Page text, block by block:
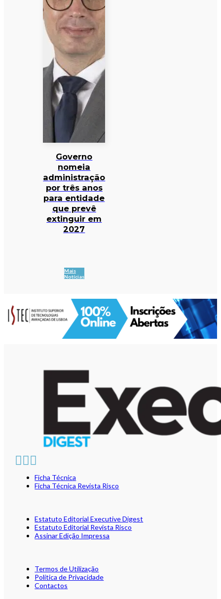
Governo
nomeia
administração
por três anos
para entidade
que prevê
extinguir em
2027
Mais
Notícias
Ficha Técnica
Ficha Técnica Revista Risco
Estatuto Editorial Executive Digest
Estatuto Editorial Revista Risco
Assinar Edição Impressa
Termos de Utilização
Política de Privacidade
Contactos